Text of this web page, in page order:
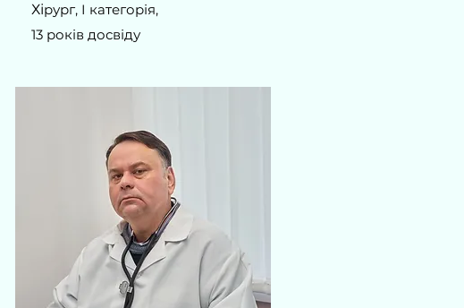
Хірург, I категорія,
13 років досвіду